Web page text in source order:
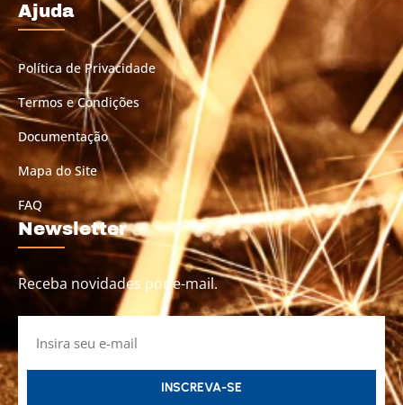
Ajuda
Política de Privacidade
Termos e Condições
Documentação
Mapa do Site
FAQ
Newsletter
Receba novidades por e-mail.
INSCREVA-SE